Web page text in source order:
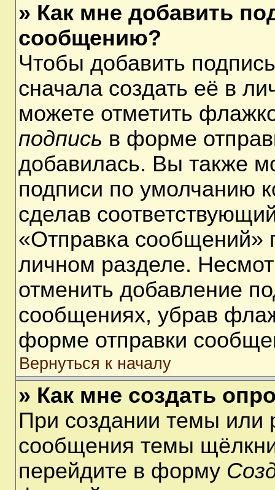
» Как мне добавить
сообщению?
Чтобы добавить
сначала создать её в
можете отметить
подпись в форме
добавилась. Вы также
подписи по умолчанию
сделав
«Отправка сообщений»
личном разделе.
отменить добавление
сообщениях, убрав
форме отправки
Вернуться к началу
» Как мне создать
При создании темы или
сообщения темы
перейдите в форму